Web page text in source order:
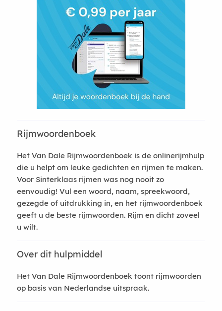
Rijmwoordenboek
Het Van Dale Rijmwoordenboek is de onlinerijmhulp
die u helpt om leuke gedichten en rijmen te maken.
Voor Sinterklaas rijmen was nog nooit zo
eenvoudig! Vul een woord, naam, spreekwoord,
gezegde of uitdrukking in, en het rijmwoordenboek
geeft u de beste rijmwoorden. Rijm en dicht zoveel
u wilt.
Over dit hulpmiddel
Het Van Dale Rijmwoordenboek toont rijmwoorden
op basis van Nederlandse uitspraak.